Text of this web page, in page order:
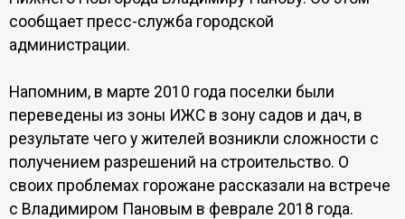
сообщает пресс-служба городской
администрации.
Напомним, в марте 2010 года поселки были
переведены из зоны ИЖС в зону садов и дач, в
результате чего у жителей возникли сложности с
получением разрешений на строительство. О
своих проблемах горожане рассказали на встрече
с Владимиром Пановым в феврале 2018 года.